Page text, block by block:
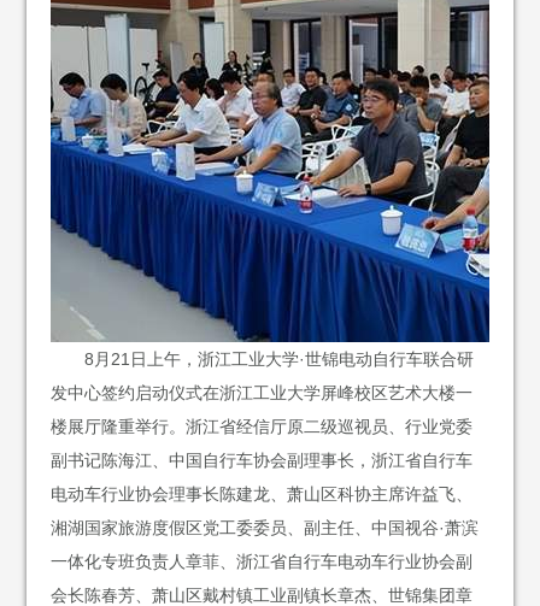
8月21日上午，浙江工业大学·世锦电动自行车联合研
发中心签约启动仪式在浙江工业大学屏峰校区艺术大楼一
楼展厅隆重举行。浙江省经信厅原二级巡视员、行业党委
副书记陈海江、中国自行车协会副理事长，浙江省自行车
电动车行业协会理事长陈建龙、萧山区科协主席许益飞、
湘湖国家旅游度假区党工委委员、副主任、中国视谷·萧滨
一体化专班负责人章菲、浙江省自行车电动车行业协会副
会长陈春芳、萧山区戴村镇工业副镇长章杰、世锦集团章